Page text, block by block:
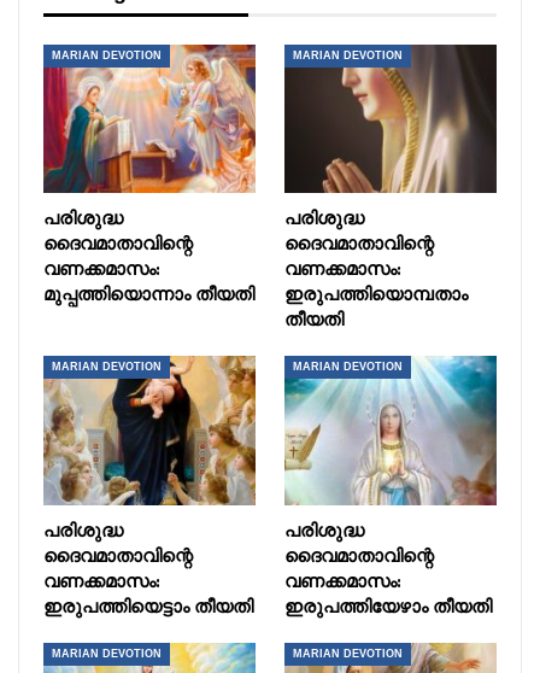
MARIAN DEVOTION
പരിശുദ്ധ
ദൈവമാതാവിന്റെ
വണക്കമാസം:
മുപ്പത്തിയൊന്നാം തീയതി
MARIAN DEVOTION
പരിശുദ്ധ
ദൈവമാതാവിന്റെ
വണക്കമാസം:
ഇരുപത്തിയൊമ്പതാം
തീയതി
MARIAN DEVOTION
പരിശുദ്ധ
ദൈവമാതാവിന്റെ
വണക്കമാസം:
ഇരുപത്തിയെട്ടാം തീയതി
MARIAN DEVOTION
പരിശുദ്ധ
ദൈവമാതാവിന്റെ
വണക്കമാസം:
ഇരുപത്തിയേഴാം തീയതി
MARIAN DEVOTION MARIAN DEVOTION